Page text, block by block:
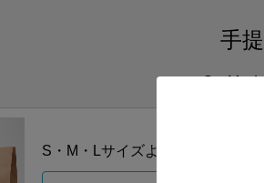
手
S・M・
S・M・Lサイズより当店にお任せ